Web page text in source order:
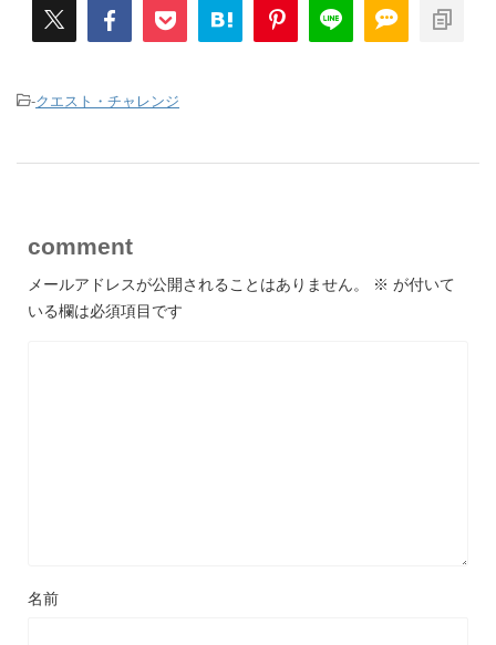
-クエスト・チャレンジ
comment
メールアドレスが公開されることはありません。 ※ が付いて
いる欄は必須項目です
名前